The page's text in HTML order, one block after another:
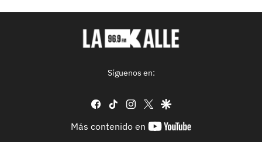
Síguenos en:
facebook
tiktok instagram
twittergoogle
Más contenido en
youtube-